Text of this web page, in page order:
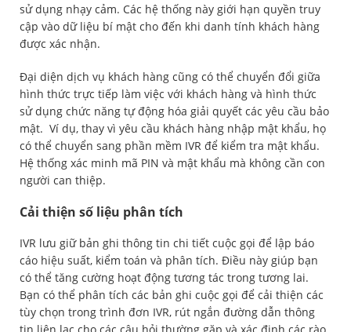
sử dụng nhạy cảm. Các hệ thống này giới hạn quyền truy
cập vào dữ liệu bí mật cho đến khi danh tính khách hàng
được xác nhận.
Đại diện dịch vụ khách hàng cũng có thể chuyển đổi giữa
hình thức trực tiếp làm việc với khách hàng và hình thức
sử dụng chức năng tự động hóa giải quyết các yêu cầu bảo
mật. Ví dụ, thay vì yêu cầu khách hàng nhập mật khẩu, họ
có thể chuyển sang phần mềm IVR để kiểm tra mật khẩu.
Hệ thống xác minh mã PIN và mật khẩu mà không cần con
người can thiệp.
Cải thiện số liệu phân tích
IVR lưu giữ bản ghi thông tin chi tiết cuộc gọi để lập báo
cáo hiệu suất, kiểm toán và phân tích. Điều này giúp bạn
có thể tăng cường hoạt động tương tác trong tương lai.
Bạn có thể phân tích các bản ghi cuộc gọi để cải thiện các
tùy chọn trong trình đơn IVR, rút ngắn đường dẫn thông